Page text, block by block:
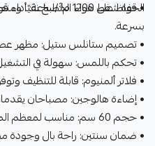
الحفاظ على هواء المطبخ نقيًا
• قوة شفط 1200
بسرعة.
• تصميم ستانلس ستيل: مظهر
• تحكم باللمس: سهولة في
• فلاتر ألمنيوم: قابلة للتنظيف
• إضاءة هالوجين: مصباحان
• حجم 60 سم: مناسب لمعظم المطابخ ويوفر تهوية فعّالة.
• ضمان سنتين: راحة بال وجودة